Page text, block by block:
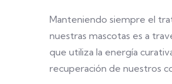
Manteniendo siempre el
nuestras mascotas es a
que utiliza la energía
recuperación de nuestros